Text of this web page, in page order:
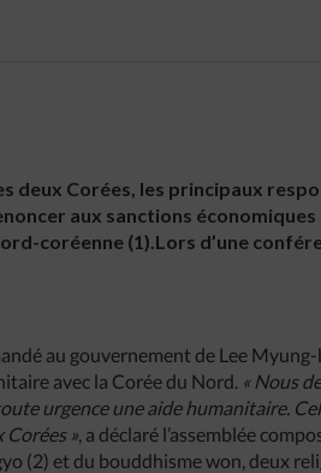
Corées, les principaux
aux sanctions
coréenne (1).Lors d’une
au gouvernement de Lee Myung-
avec la Corée du Nord. « Nous
urgence une aide humanitaire.
», a déclaré l’assemblée
(2) et du bouddhisme won, deux